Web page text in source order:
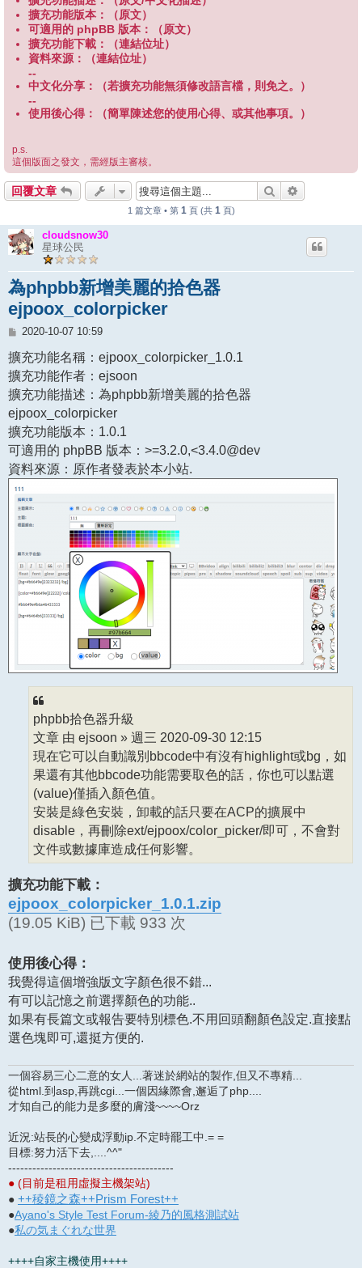
擴充功能版本：（原文）
可適用的 phpBB 版本：（原文）
擴充功能下載：（連結位址）
資料來源：（連結位址）
--
中文化分享：（若擴充功能無須修改語言檔，則免之。）
--
使用後心得：（簡單陳述您的使用心得、或其他事項。）
p.s.
這個版面之發文，需經版主審核。
回覆文章 搜尋
1 篇文章 • 第 1 頁 (共 1 頁)
cloudsnow30
星球公民
為phpbb新增美麗的拾色器
ejpoox_colorpicker
文
2020-10-07 10:59
擴充功能名稱：ejpoox_colorpicker_1.0.1
擴充功能作者：ejsoon
擴充功能描述：為phpbb新增美麗的拾色器
ejpoox_colorpicker
擴充功能版本：1.0.1
可適用的 phpBB 版本：>=3.2.0,<3.4.0@dev
資料來源：原作者發表於本小站.
phpbb拾色器升級
文章 由 ejsoon » 週三 2020-09-30 12:15
現在它可以自動識別bbcode中有沒有highlight或bg，如
果還有其他bbcode功能需要取色的話，你也可以點選
(value)僅插入顏色值。
安裝是綠色安裝，卸載的話只要在ACP的擴展中
disable，再刪除ext/ejpoox/color_picker/即可，不會對
文件或數據庫造成任何影響。
擴充功能下載：
ejpoox_colorpicker_1.0.1.zip
(19.05 KiB) 已下載 933 次
使用後心得：
我覺得這個增強版文字顏色很不錯...
有可以記憶之前選擇顏色的功能..
如果有長篇文或報告要特別標色.不用回頭翻顏色設定.直接點
選色塊即可,還挺方便的.
一個容易三心二意的女人...著迷於網站的製作,但又不專精...
從html.到asp,再跳cgi...一個因緣際會,邂逅了php....
才知自己的能力是多麼的膚淺~~~~Orz
近況:站長的心變成浮動ip.不定時罷工中.= =
目標:努力活下去,....^^"
-----------------------------------------
● (目前是租用虛擬主機架站)
● ++稜鏡之森++Prism Forest++
●Ayano's Style Test Forum-綾乃的風格測試站
●私の気まぐれな世界
++++自家主機使用++++